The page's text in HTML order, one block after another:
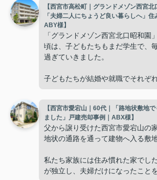
【西宮市高松町｜グランドメゾン西宮北
「夫婦二人にちょうど良い暮らしへ」住
ABY様】
「グランドメゾン西宮北口昭和園
頃は、子どもたちもまだ学生で、
過ぎていきました。
子どもたちが結婚や就職でそれぞ
「これからの暮らしに合った住ま
ね。」
と自然に話すようになりました。
広さよりも、掃除や管理がしやす
快適に送れることを重視するよう
【西宮市愛宕山｜60代｜「路地状敷地
ました」戸建売却事例｜ABX様】
父から譲り受けた西宮市愛宕山の
地状の通路を通って建物へ入る敷
私たち家族には住み慣れた家でし
が独立し、夫婦だけになったこと